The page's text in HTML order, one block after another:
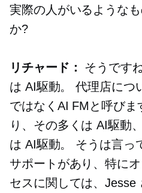
実際の人がいるような
か?
リチャード：
そうです
は AI駆動。
代理店につ
ではなくAI FMと呼びま
り、その多くはAI駆動、
は AI駆動。
そうは言っ
サポートがあり、特に
セスに関しては、Jesse